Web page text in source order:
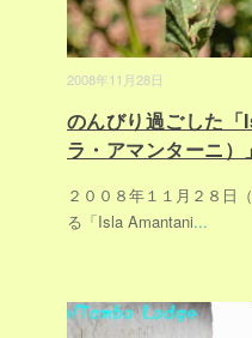
2008年11月28日
のんびり過ごした
ラ・アマンターニ）
２００８年１１月２８日
る「Isla Amantani...